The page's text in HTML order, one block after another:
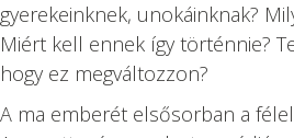
gyerekeinknek, unokáinknak?
Miért kell ennek így történnie?
hogy ez megváltozzon?
A ma emberét elsősorban a